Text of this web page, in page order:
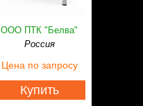
ООО ПТК "Белва"
Россия
Цена по запросу
Купить